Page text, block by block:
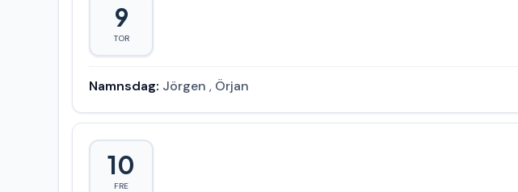
9
TOR
Namnsdag: Jörgen , Örjan
10
FRE